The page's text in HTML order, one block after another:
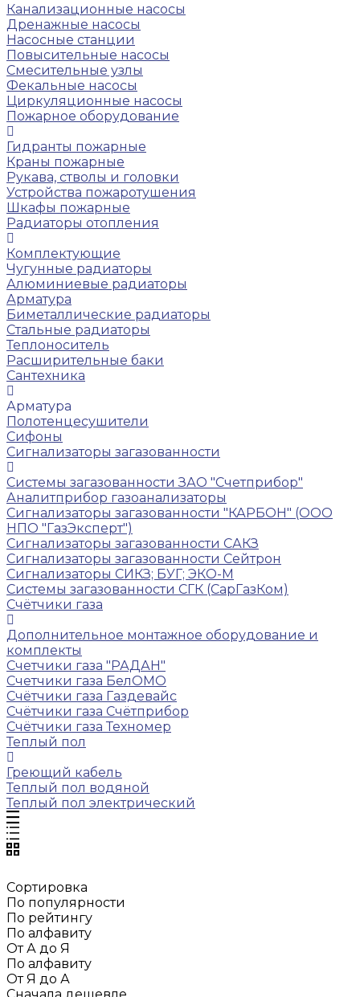
Канализационные насосы
Дренажные насосы
Насосные станции
Повысительные насосы
Смесительные узлы
Фекальные насосы
Циркуляционные насосы
Пожарное оборудование
Гидранты пожарные
Краны пожарные
Рукава, стволы и головки
Устройства пожаротушения
Шкафы пожарные
Радиаторы отопления
Комплектующие
Чугунные радиаторы
Алюминиевые радиаторы
Арматура
Биметаллические радиаторы
Стальные радиаторы
Теплоноситель
Расширительные баки
Сантехника
Арматура
Полотенцесушители
Сифоны
Сигнализаторы загазованности
Системы загазованности ЗАО "Счетприбор"
Аналитприбор газоанализаторы
Сигнализаторы загазованности "КАРБОН" (ООО
НПО "ГазЭксперт")
Сигнализаторы загазованности САКЗ
Сигнализаторы загазованности Сейтрон
Сигнализаторы СИКЗ; БУГ; ЭКО-М
Системы загазованности СГК (СарГазКом)
Счётчики газа
Дополнительное монтажное оборудование и
комплекты
Счетчики газа "РАДАН"
Счетчики газа БелОМО
Счётчики газа Газдевайс
Счётчики газа Счётприбор
Счётчики газа Техномер
Теплый пол
Греющий кабель
Теплый пол водяной
Теплый пол электрический
Сортировка
По популярности
По рейтингу
По алфавиту
От А до Я
По алфавиту
От Я до А